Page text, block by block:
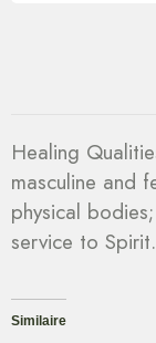
Healing
masculine and
physical
service to Spirit.
Similaire